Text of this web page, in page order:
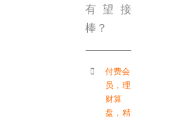
有望接
棒？
付费会
员 ， 理
财算
盘 ， 精